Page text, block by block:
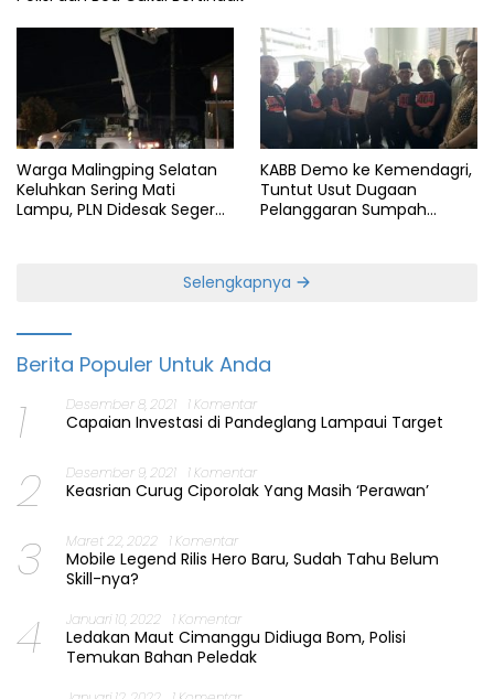
Warga Malingping Selatan
Keluhkan Sering Mati
Lampu, PLN Didesak Segera
KABB Demo ke Kemendagri,
Tuntut Usut Dugaan
Pelanggaran Sumpah
Selengkapnya
Berita Populer Untuk Anda
1 Desember 8, 2021 1 Komentar
Capaian Investasi di Pandeglang Lampaui Target
2 Desember 9, 2021 1 Komentar
Keasrian Curug Ciporolak Yang Masih ‘Perawan’
3 Maret 22, 2022 1 Komentar
Mobile Legend Rilis Hero Baru, Sudah Tahu Belum
Skill-nya?
4 Januari 10, 2022 1 Komentar
Ledakan Maut Cimanggu Didiuga Bom, Polisi
Temukan Bahan Peledak